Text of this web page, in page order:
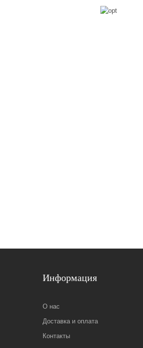
Информация
О нас
Доставка и оплата
Контакты